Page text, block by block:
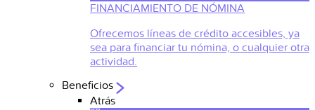
FINANCIAMIENTO DE NÓMINA
Ofrecemos líneas de crédito accesibles, ya
sea para financiar tu nómina, o cualquier otra
actividad.
Beneficios
Atrás